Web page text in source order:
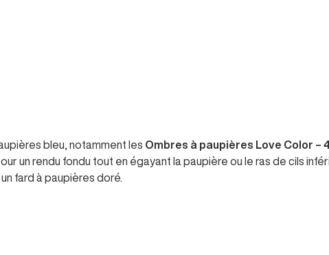
bleu, notamment les Ombres à paupières Love Color –
un rendu fondu tout en égayant la paupière ou le ras de cils
associez un fard à paupières doré.